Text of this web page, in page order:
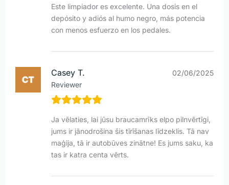
Este limpiador es excelente. Una dosis en el
depósito y adiós al humo negro, más potencia
con menos esfuerzo en los pedales.
Casey T.
Reviewer
02/06/2025
Ja vēlaties, lai jūsu braucamrīks elpo pilnvērtīgi,
jums ir jānodrošina šis tīrīšanas līdzeklis. Tā nav
maģija, tā ir autobūves zinātne! Es jums saku, ka
tas ir katra centa vērts.